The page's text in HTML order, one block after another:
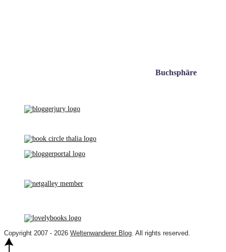
Buchsphäre
Copyright 2007 - 2026 Weltenwanderer Blog. All rights reserved.